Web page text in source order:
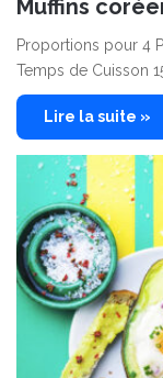
Muffins
Proportions pour 4
Temps de Cuisson
Lire la suite »